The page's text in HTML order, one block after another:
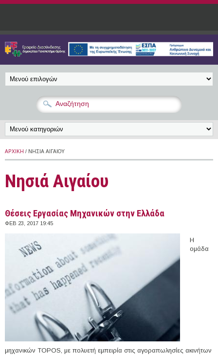
Παράκαμψη προς το κυρίως περιεχόμενο
ΑΡΧΙΚΉ / ΝΗΣΙΆ ΑΙΓΑΊΟΥ
Νησιά Αιγαίου
Θέσεις Εργασίας Μηχανικών στην Ελλάδα
ΦΕΒ 23, 2017 19:45
Η
ομάδα
μηχανικών TOPOS, με πολυετή εμπειρία στις αγοραπωλησίες ακινήτων